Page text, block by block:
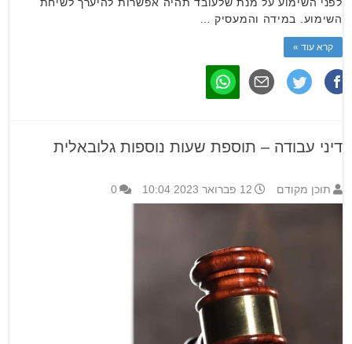
השימוע. במידה והמעסיק …
קרא עוד »
דיני עבודה – תוספת שעות נוספות גלובאלית
תוכן מקודם 12 פברואר 2023 10:04 0